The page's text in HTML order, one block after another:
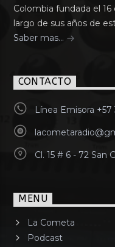
Colombia fundada el
largo de sus años de
Saber mas...
CONTACTO
Línea Emisora
Cl. 15 # 6 - 72 San
MENU
La Cometa
Podcast